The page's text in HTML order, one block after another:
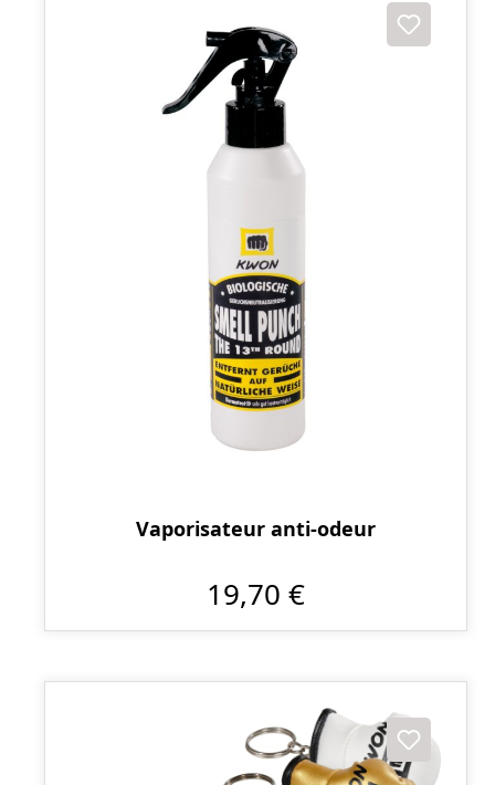
Vaporisateur anti-odeur
19,70 €